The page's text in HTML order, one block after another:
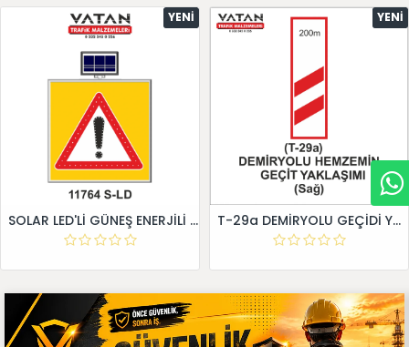
YENI
SOLAR LED'Lİ GÜNEŞ ENERJİLİ LEVHA
YENI
T-29a DEMİRYOLU GEÇİDİ YAKLAŞIM LEVHALARI (Sağ)